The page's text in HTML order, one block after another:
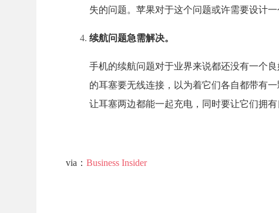
失的问题。苹果对于这个问题或许需要设计一
续航问题急需解决。
手机的续航问题对于业界来说都还没有一个
的耳塞要无线连接，以为着它们各自都带有
让耳塞两边都能一起充电，同时要让它们拥有
via： Business Insider